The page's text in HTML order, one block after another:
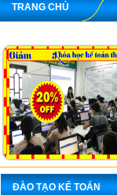
TRANG CHỦ
ĐÀO TẠO KẾ TOÁN